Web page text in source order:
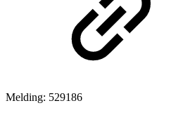
Melding: 529186